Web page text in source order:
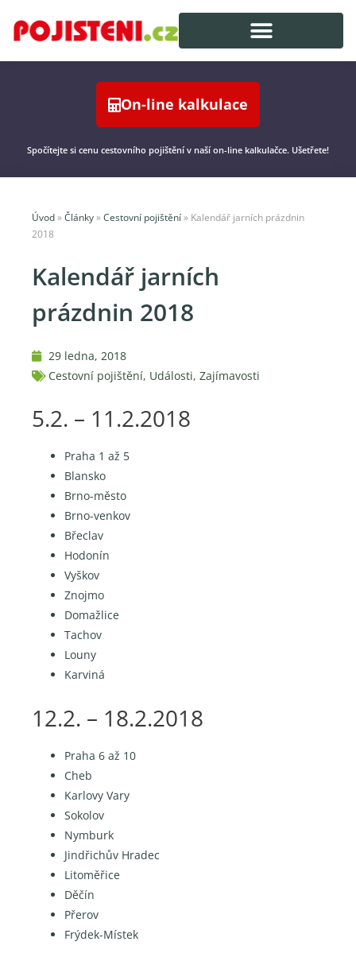
On-line kalkulace
Spočítejte si cenu cestovního pojištění v naší on-line kalkulačce. Ušetřete!
Úvod » Články » Cestovní pojištění » Kalendář jarních prázdnin
2018
Kalendář jarních
prázdnin 2018
29 ledna, 2018
Cestovní pojištění, Události, Zajímavosti
5.2. – 11.2.2018
Praha 1 až 5
Blansko
Brno-město
Brno-venkov
Břeclav
Hodonín
Vyškov
Znojmo
Domažlice
Tachov
Louny
Karviná
12.2. – 18.2.2018
Praha 6 až 10
Cheb
Karlovy Vary
Sokolov
Nymburk
Jindřichův Hradec
Litoměřice
Děčín
Přerov
Frýdek-Místek